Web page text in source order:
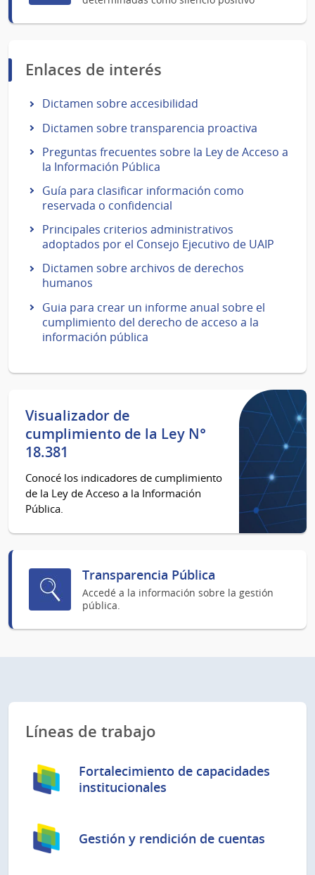
Enlaces de interés
Dictamen sobre accesibilidad
Dictamen sobre transparencia proactiva
Preguntas frecuentes sobre la Ley de Acceso a
la Información Pública
Guía para clasificar información como
reservada o confidencial
Principales criterios administrativos
adoptados por el Consejo Ejecutivo de UAIP
Dictamen sobre archivos de derechos
humanos
Guia para crear un informe anual sobre el
cumplimiento del derecho de acceso a la
información pública
Visualizador de
cumplimiento de la Ley N°
18.381
Conocé los indicadores de cumplimiento
de la Ley de Acceso a la Información
Pública.
Transparencia Pública
Accedé a la información sobre la gestión
pública.
Líneas de trabajo
Fortalecimiento de capacidades
institucionales
Gestión y rendición de cuentas